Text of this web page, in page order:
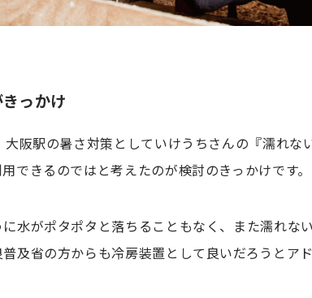
っかけ
阪駅の暑さ対策としていけうちさんの『濡れな
できるのではと考えたのが検討のきっかけです。
水がポタポタと落ちることもなく、また濡れな
及省の方からも冷房装置として良いだろうとア